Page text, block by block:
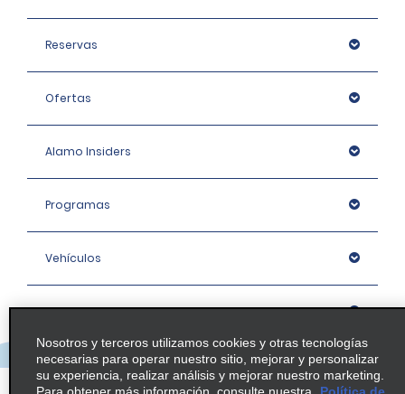
Reservas
Ofertas
Alamo Insiders
Programas
Vehículos
Oficinas
Empresa
Nosotros y terceros utilizamos cookies y otras tecnologías
necesarias para operar nuestro sitio, mejorar y personalizar
su experiencia, realizar análisis y mejorar nuestro marketing.